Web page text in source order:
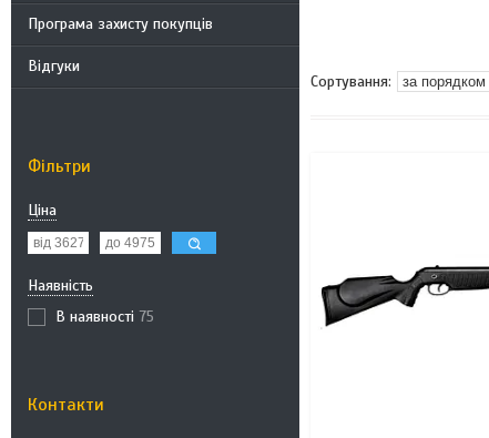
Програма захисту покупців
Відгуки
Фільтри
Ціна
Наявність
В наявності 75
Контакти